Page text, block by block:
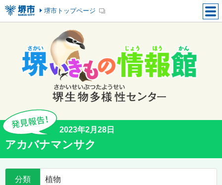
堺市トップページ
2023年2月28日
アカバナマンサク
分類 植物